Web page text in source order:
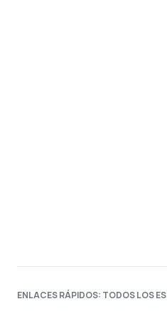
ENLACES RÁPIDOS: TODOS LOS